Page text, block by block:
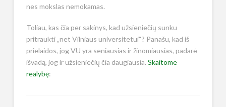
nes mokslas nemokamas.
Toliau, kas čia per sakinys, kad užsieniečių sunku
pritraukti „net Vilniaus universitetui“? Panašu, kad iš
prielaidos, jog VU yra seniausias ir žinomiausias, padarė
išvadą, jog ir užsieniečių čia daugiausia. Skaitome
realybę: